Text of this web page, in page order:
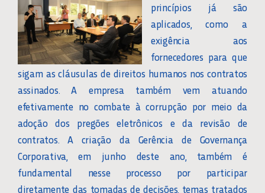
princípios já são
aplicados, como a
exigência aos
fornecedores para que
sigam as cláusulas de direitos humanos nos contratos
assinados. A empresa também vem atuando
efetivamente no combate à corrupção por meio da
adoção dos pregões eletrônicos e da revisão de
contratos. A criação da Gerência de Governança
Corporativa, em junho deste ano, também é
fundamental nesse processo por participar
diretamente das tomadas de decisões, temas tratados